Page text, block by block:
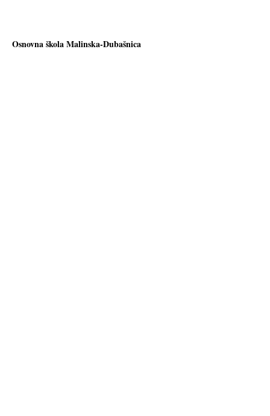
Osnovna škola Malinska-Dubašnica